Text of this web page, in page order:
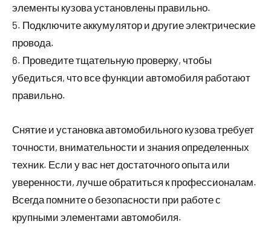
элементы кузова установлены правильно.
5. Подключите аккумулятор и другие электрические
провода.
6. Проведите тщательную проверку, чтобы
убедиться, что все функции автомобиля работают
правильно.
Снятие и установка автомобильного кузова требует
точности, внимательности и знания определенных
техник. Если у вас нет достаточного опыта или
уверенности, лучше обратиться к профессионалам.
Всегда помните о безопасности при работе с
крупными элементами автомобиля.